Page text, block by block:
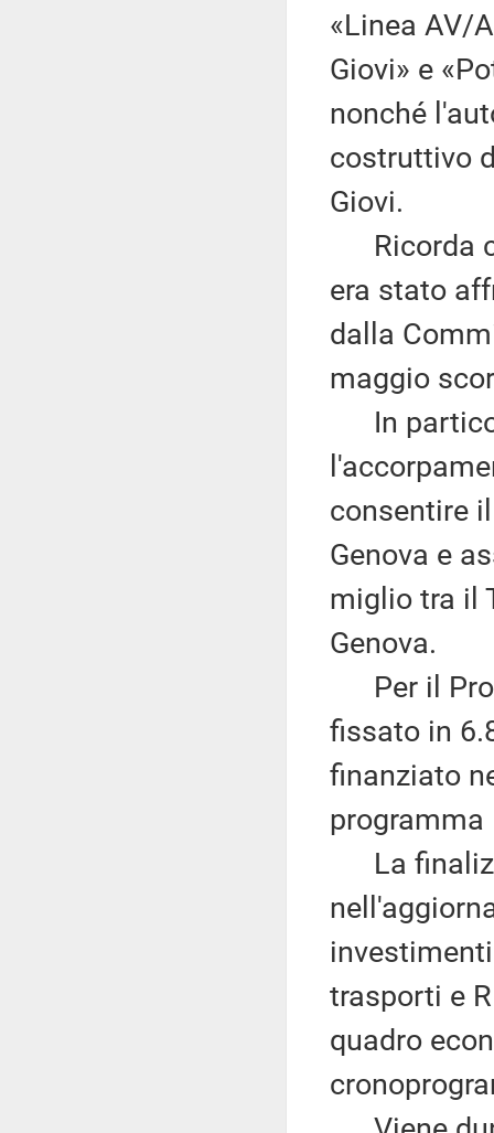
«Linea AV/
Giovi» e
nonché
costruttivo
Giovi.
Ricorda
era stato
dalla
maggio
In
consentire
Genova e
miglio tra il
Genova.
Per il
fissato in
finanziato
programma
La
trasporti e
quadro